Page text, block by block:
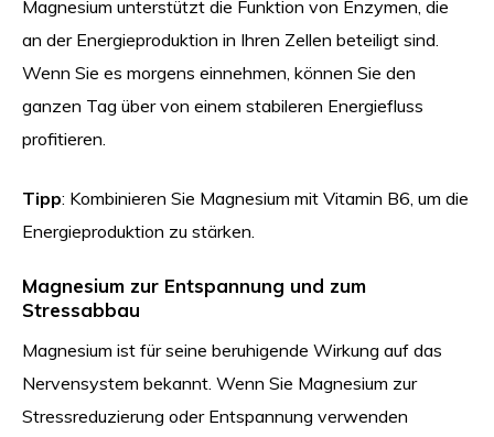
Magnesium unterstützt die Funktion von Enzymen, die
an der Energieproduktion in Ihren Zellen beteiligt sind.
Wenn Sie es morgens einnehmen, können Sie den
ganzen Tag über von einem stabileren Energiefluss
profitieren.
Tipp: Kombinieren Sie Magnesium mit Vitamin B6, um die
Energieproduktion zu stärken.
Magnesium zur Entspannung und zum
Stressabbau
Magnesium ist für seine beruhigende Wirkung auf das
Nervensystem bekannt. Wenn Sie Magnesium zur
Stressreduzierung oder Entspannung verwenden